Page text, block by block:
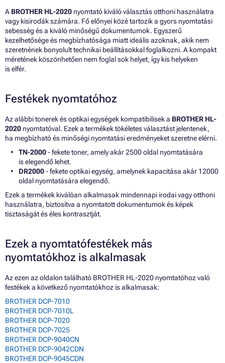
A BROTHER HL-2020 nyomtató kiváló választás otthoni használatra
vagy kisirodák számára. Fő előnyei közé tartozik a gyors nyomtatási
sebesség és a kiváló minőségű dokumentumok. Egyszerű
kezelhetősége és megbízhatósága miatt ideális azoknak, akik nem
szeretnének bonyolult technikai beállításokkal foglalkozni. A kompakt
méretének köszönhetően nem foglal sok helyet, így kis helyeken
is elfér.
Festékek nyomtatóhoz
Az alábbi tonerek és optikai egységek kompatibilisek a BROTHER HL-
2020 nyomtatóval. Ezek a termékek tökéletes választást jelentenek,
ha megbízható és minőségi nyomtatási eredményeket szeretne elérni.
TN-2000- fekete toner, amely akár 2500 oldal nyomtatására
is elegendő lehet.
DR2000- fekete optikai egység, amelynek kapacitása akár 12000
oldal nyomtatására elegendő.
Ezek a termékek kiválóan alkalmasak mindennapi irodai vagy otthoni
használatra, biztosítva a nyomtatott dokumentumok és képek
tisztaságát és éles kontrasztját.
Ezek a nyomtatófestékek más
nyomtatókhoz is alkalmasak
Az ezen az oldalon található BROTHER HL-2020 nyomtatóhoz való
festékek a következő nyomtatókhoz is alkalmasak:
BROTHER DCP-7010
BROTHER DCP-7010L
BROTHER DCP-7020
BROTHER DCP-7025
BROTHER DCP-9040CN
BROTHER DCP-9042CDN
BROTHER DCP-9045CDN